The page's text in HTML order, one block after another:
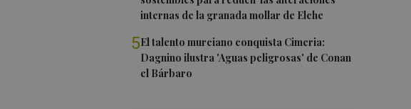
internas de la granada mollar de Elche
5El talento murciano conquista Cimeria:
Dagnino ilustra 'Aguas peligrosas' de Conan
el Bárbaro